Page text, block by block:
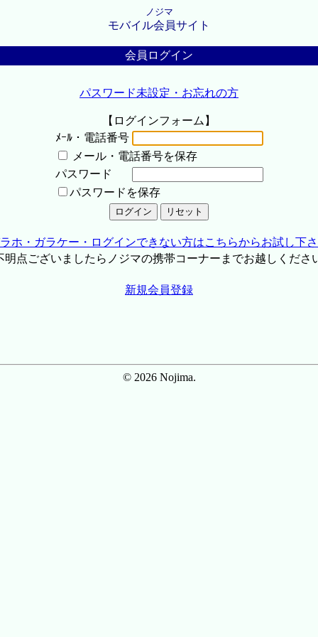
ノジマ
モバイル会員サイト
会員ログイン
パスワード未設定・お忘れの方
【ログインフォーム】
ﾒｰﾙ・電話番号
メール・電話番号を保存
パスワード
パスワードを保存
ホ・ガラケー・ログインできない方はこちらからお試し下
点ございましたらノジマの携帯コーナーまでお越しくださ
新規会員登録
© 2026 Nojima.